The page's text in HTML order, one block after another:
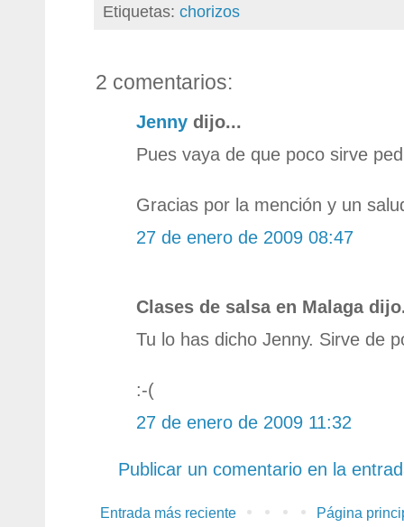
Etiquetas: chorizos
2 comentarios:
Jenny dijo...
Pues vaya de que poco sirve
Gracias por la mención y un
27 de enero de 2009 08:47
Clases de salsa en Malaga
Tu lo has dicho Jenny. Sirve de
:-(
27 de enero de 2009 11:32
Publicar un comentario en la
Entrada más reciente Página